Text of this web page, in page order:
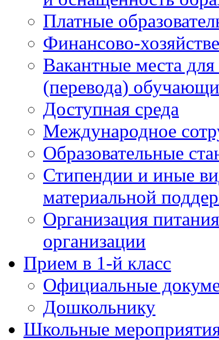
Платные
Финансово-
Вакантные места
(перевода)
Доступная среда
Международное
Образовательные
Стипендии и иные
материальной
Организация
организации
Прием в 1-й класс
Официальные
Дошкольнику
Школьные